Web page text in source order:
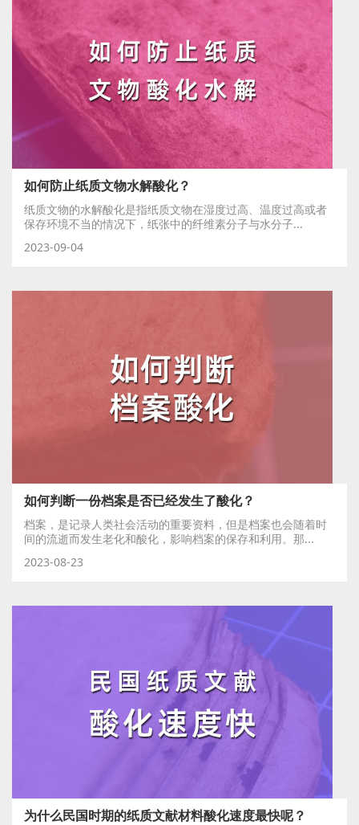
如何防止纸质文物水解酸化？
纸质文物的水解酸化是指纸质文物在湿度过高、温度过高或者
保存环境不当的情况下，纸张中的纤维素分子与水分子...
2023-09-04
如何判断一份档案是否已经发生了酸化？
档案，是记录人类社会活动的重要资料，但是档案也会随着时
间的流逝而发生老化和酸化，影响档案的保存和利用。那...
2023-08-23
为什么民国时期的纸质文献材料酸化速度最快呢？